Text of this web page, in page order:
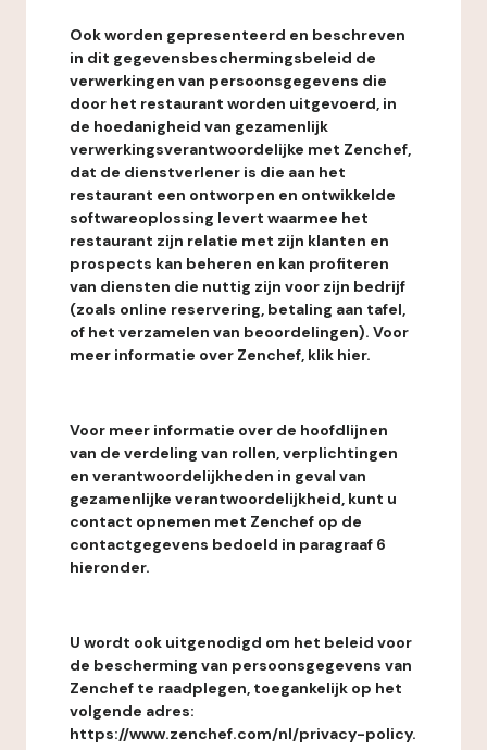
Ook worden gepresenteerd en beschreven
in dit gegevensbeschermingsbeleid de
verwerkingen van persoonsgegevens die
door het restaurant worden uitgevoerd, in
de hoedanigheid van gezamenlijk
verwerkingsverantwoordelijke met Zenchef,
dat de dienstverlener is die aan het
restaurant een ontworpen en ontwikkelde
softwareoplossing levert waarmee het
restaurant zijn relatie met zijn klanten en
prospects kan beheren en kan profiteren
van diensten die nuttig zijn voor zijn bedrijf
(zoals online reservering, betaling aan tafel,
of het verzamelen van beoordelingen). Voor
meer informatie over Zenchef, klik hier.
Voor meer informatie over de hoofdlijnen
van de verdeling van rollen, verplichtingen
en verantwoordelijkheden in geval van
gezamenlijke verantwoordelijkheid, kunt u
contact opnemen met Zenchef op de
contactgegevens bedoeld in paragraaf 6
hieronder.
U wordt ook uitgenodigd om het beleid voor
de bescherming van persoonsgegevens van
Zenchef te raadplegen, toegankelijk op het
volgende adres:
https://www.zenchef.com/nl/privacy-policy.